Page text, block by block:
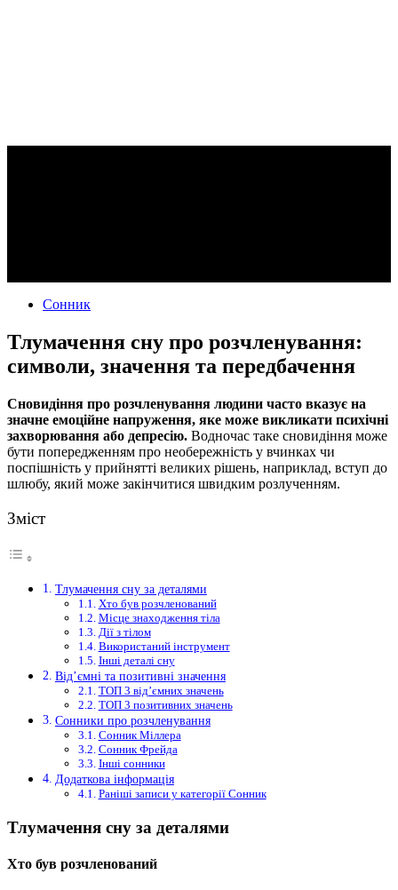
Сонник
Тлумачення сну про розчленування:
символи, значення та передбачення
Сновидіння про розчленування людини часто вказує на
значне емоційне напруження, яке може викликати психічні
захворювання або депресію. Водночас таке сновидіння може
бути попередженням про необережність у вчинках чи
поспішність у прийнятті великих рішень, наприклад, вступ до
шлюбу, який може закінчитися швидким розлученням.
Зміст
Тлумачення сну за деталями
Хто був розчленований
Місце знаходження тіла
Дії з тілом
Використаний інструмент
Інші деталі сну
Від’ємні та позитивні значення
ТОП 3 від’ємних значень
ТОП 3 позитивних значень
Сонники про розчленування
Сонник Міллера
Сонник Фрейда
Інші сонники
Додаткова інформація
Раніші записи у категорії Сонник
Тлумачення сну за деталями
Хто був розчленований